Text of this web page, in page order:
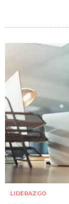
LIDERAZGO